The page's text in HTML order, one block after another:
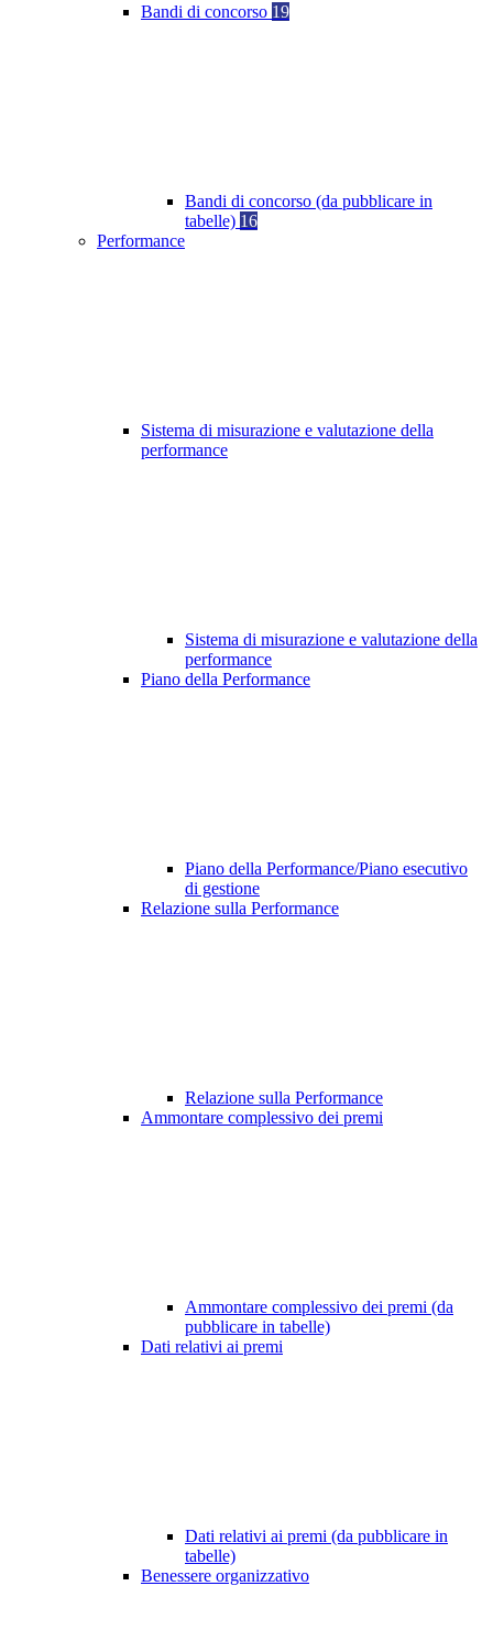
Bandi di concorso 19
Bandi di concorso (da pubblicare in
tabelle) 16
Performance
Sistema di misurazione e valutazione della
performance
Sistema di misurazione e valutazione della
performance
Piano della Performance
Piano della Performance/Piano esecutivo
di gestione
Relazione sulla Performance
Relazione sulla Performance
Ammontare complessivo dei premi
Ammontare complessivo dei premi (da
pubblicare in tabelle)
Dati relativi ai premi
Dati relativi ai premi (da pubblicare in
tabelle)
Benessere organizzativo